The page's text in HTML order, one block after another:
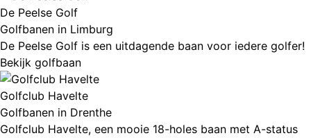
De Peelse Golf
Golfbanen in Limburg
De Peelse Golf is een uitdagende baan voor iedere golfer!
Bekijk golfbaan
Golfclub Havelte
Golfbanen in Drenthe
Golfclub Havelte, een mooie 18-holes baan met A-status